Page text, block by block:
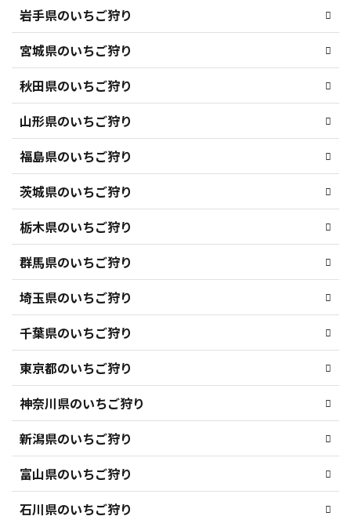
岩手県のいちご狩り
宮城県のいちご狩り
秋田県のいちご狩り
山形県のいちご狩り
福島県のいちご狩り
茨城県のいちご狩り
栃木県のいちご狩り
群馬県のいちご狩り
埼玉県のいちご狩り
千葉県のいちご狩り
東京都のいちご狩り
神奈川県のいちご狩り
新潟県のいちご狩り
富山県のいちご狩り
石川県のいちご狩り